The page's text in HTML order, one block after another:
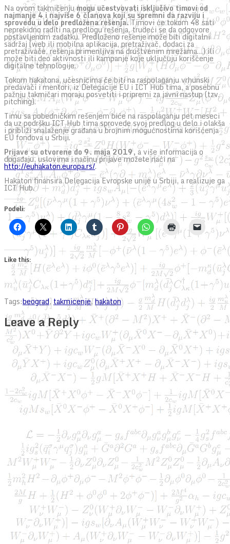
Na ovom takmičenjumogu učestvovati isključivo timovi od
najmanje 4 i najviše 6 članova koji su spremni da razviju i
sprovedu u delo predložena rešenja.Timovi će tokom 48 sati
neprekidno raditi na predlogu rešenja, trudeći se da odgovore
postavljenom zadatku. Predloženo rešenje može biti digitalni
sadržaj (web ili mobilna aplikacija, pretraživač, dodaci za
pretraživače, rešenja primenljiva na društvenim mrežama…) ili
može biti deo aktivnosti ili kampanje koje uključuju korišćenje
digitalne tehnologije.
Tokom hakatona, učesnicima će biti na raspolaganju vrhunski
predavači i mentori, iz Delegacije EU i ICT Hub tima, a posebnu
pažnju takmičari moraju posvetiti i pripremi za javni nastup (tzv.
pitching).
Timu sa pobedničkim rešenjem biće na raspolaganju pet meseci
da uz podršku ICT Hub tima sprovede svoj predlog u delo i olakša
i približi snalaženje građana u brojnim mogućnostima korišćenja
EU fondova u Srbiji.
Prijave su otvorene do 9. maja 2019, a više informacija o
događaju, uslovima i načinu prijave možete naći na
http://euhakaton.europa.rs/.
Hakaton finansira Delegacija Evropske unije u Srbiji, a realizuje ga
ICT Hub.
Podeli:
Like this:
Tags:beograd, takmicenje,hakaton
Leave a Reply